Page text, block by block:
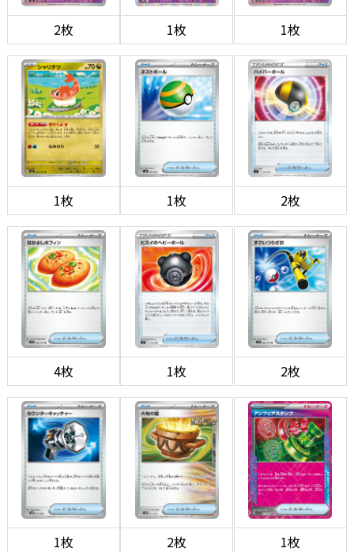
2枚 1枚 1枚
1枚 1枚 2枚
4枚 1枚 2枚
1枚 2枚 1枚